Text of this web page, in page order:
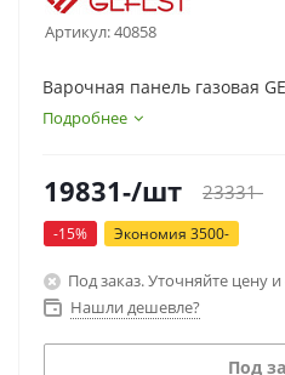
Артикул:40858
Варочная панель газовая
Подробнее
19831-/шт 23331-
-15% Экономия 3500-
Под заказ. Уточняйте цену
Нашли дешевле?
Под